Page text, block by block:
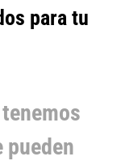
para tu
pueden